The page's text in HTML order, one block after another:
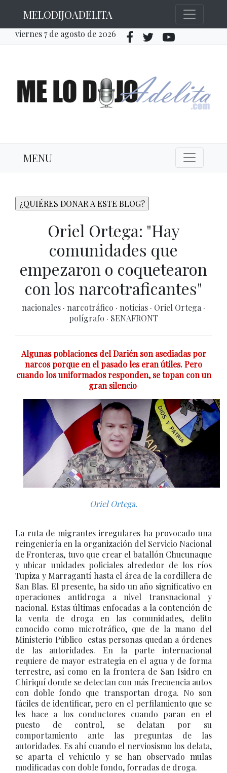
MELODIJOADELITA
viernes 7 de agosto de 2026
MENU
Oriel Ortega: "Hay
comunidades que
empezaron o coquetearon
con los narcotraficantes"
nacionales · narcotráfico · noticias · Oriel Ortega ·
polígrafo · SENAFRONT
Algunas poblaciones del Darién son asediadas por
narcos porque en el pasado les eran útiles. Pero
cuando los uniformados responden, se topan con un
gran silencio
Oriel Ortega.
La ruta de migrantes irregulares ha provocado una
reingeniería en la organización del Servicio Nacional
de Fronteras, tuvo que crear el batallón Chucunaque
y ubicar unidades policiales alrededor de los ríos
Tupiza y Marragantí hasta el área de la cordillera de
San Blas. El presente, ha sido un año significativo en
operaciones antidroga a nivel transnacional y
nacional. Estas últimas enfocadas a la contención de
la venta de droga en las comunidades, delito
conocido como microtráfico, que de la mano del
Ministerio Público estas personas quedan a órdenes
de las autoridades. En la parte internacional
requiere de mayor estrategia en el agua y de forma
terrestre, así como en la frontera de San Isidro en
Chiriquí donde se detectan con más frecuencia autos
con doble fondo que transportan droga. No son
fáciles de identificar, pero en el perfilamiento que se
les hace a los conductores cuando paran en el
puesto de control, se delatan por su
comportamiento ante las preguntas de las
autoridades. Es ahí cuando el nerviosismo los delata,
se aparta el vehículo y se han observado mulas
modificadas con doble fondo, forradas de droga.